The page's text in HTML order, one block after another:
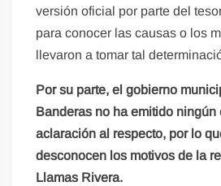
versión oficial por parte del
para conocer las causas o los
llevaron a tomar tal
Por su parte, el gobierno
Banderas no ha emitido ningún
aclaración al respecto, por lo
desconocen los motivos de la
Llamas Rivera.